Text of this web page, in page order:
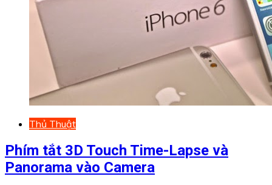
Thủ Thuật
Phím tắt 3D Touch Time-Lapse và
Panorama vào Camera